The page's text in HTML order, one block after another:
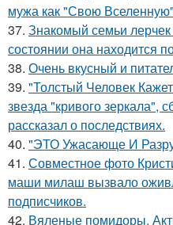
мужа как "Свою
37. Знакомый семьи
состоянии она находится
38. Очень вкусный и
39. "Толстый Человек
звезда "кривого зеркала",
рассказал о последствиях.
40. "ЭТО Ужасающе И
41. Совместное фото
маши милаш вызвало
подписчиков.
42. Вяленые помидоры.